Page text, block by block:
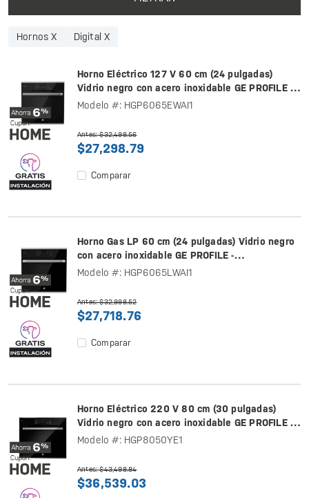
Hornos X Digital X
Horno Eléctrico 127 V 60 cm (24 pulgadas)
Vidrio negro con acero inoxidable GE PROFILE -
HGP6065EWAI1
Modelo #: HGP6065EWAI1
Antes: $32,498.56
$27,298.79
Comparar
Horno Gas LP 60 cm (24 pulgadas) Vidrio negro
con acero inoxidable GE PROFILE -
HGP6065LWAI1
Modelo #: HGP6065LWAI1
Antes: $32,998.52
$27,718.76
Comparar
Horno Eléctrico 220 V 80 cm (30 pulgadas)
Vidrio negro con acero inoxidable GE PROFILE -
HGP8050YE1
Modelo #: HGP8050YE1
Antes: $43,498.84
$36,539.03